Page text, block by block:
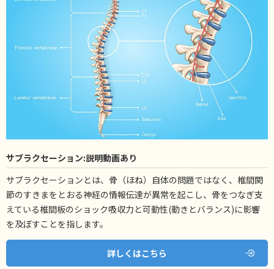
サブラクセーション:説明動画あり
サブラクセーションとは、骨（ほね）自体の問題ではなく、椎間関
節のすきまをとおる神経の情報伝達が異常を起こし、骨をつなぎ支
えている椎間板のショック吸収力と可動性(動きとバランス)に影響
を及ぼすことを指します。
詳しくはこちら